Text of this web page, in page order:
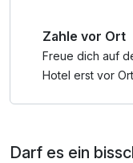
Zahle vor Ort
Freue dich auf
Hotel erst vor
Darf es ein